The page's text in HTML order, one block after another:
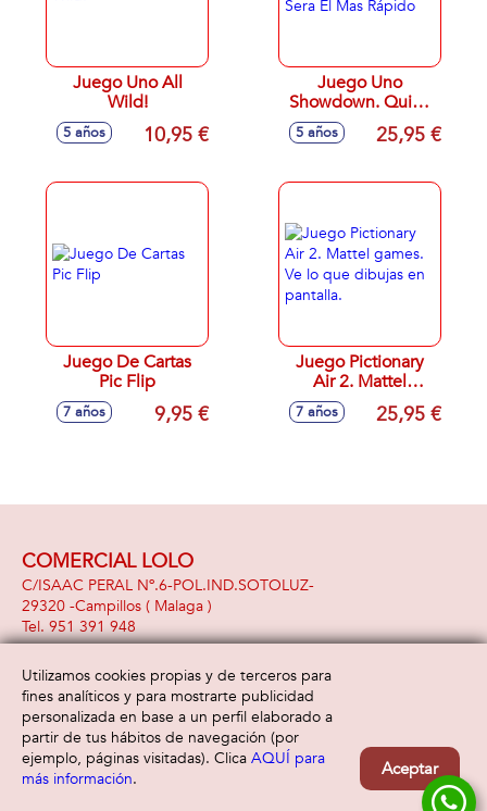
Juego Uno All
Wild!
5 años 10,95 €
Juego Uno
Showdown. Quien
Sera El Mas Rápido
5 años 25,95 €
Juego De Cartas
Pic Flip
7 años 9,95 €
Juego Pictionary
Air 2. Mattel
games. Ve lo que
dibujas en pantalla.
7 años 25,95 €
COMERCIAL LOLO
C/ISAAC PERAL Nº.6-POL.IND.SOTOLUZ-
29320 -Campillos ( Malaga )
951 391 948
Información
Aviso legal
Política de privacidad
Política de cookies
Atención al cliente
Envío y devolución
Contacto
Utilizamos cookies propias y de terceros para
fines analíticos y para mostrarte publicidad
personalizada en base a un perfil elaborado a
partir de tus hábitos de navegación (por
ejemplo, páginas visitadas). Clica AQUÍ para
más información.
Aceptar